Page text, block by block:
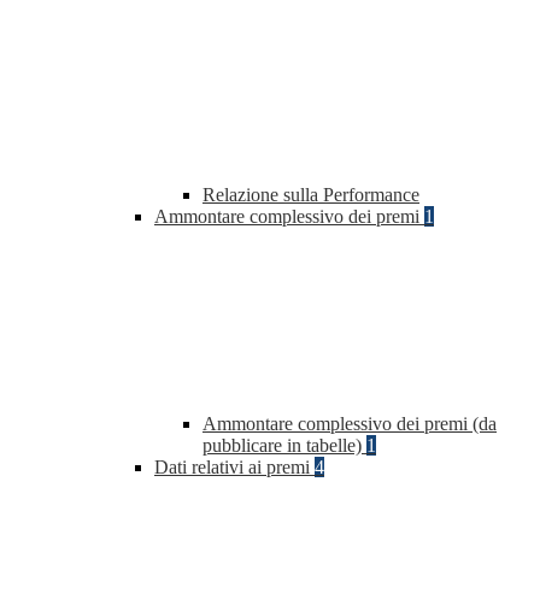
Relazione sulla Performance
Ammontare complessivo dei premi 1
Ammontare complessivo dei premi (da
pubblicare in tabelle) 1
Dati relativi ai premi 4